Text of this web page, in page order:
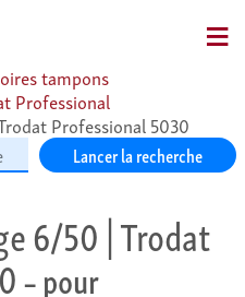
tampons
Professional
Professional 5030
Lancer la recherche
6/50 | Trodat
– pour